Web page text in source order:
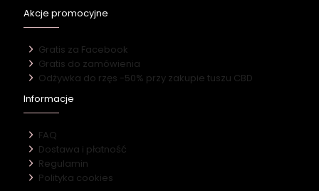
Akcje promocyjne
Gratis za Facebook
Gratis do zamówienia
Odżywka do rzęs -50% przy zakupie tuszu CBD
Informacje
FAQ
Dostawa i płatność
Regulamin
Polityka cookies